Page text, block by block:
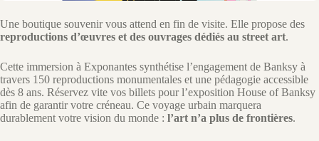
Une boutique souvenir vous attend en fin de visite. Elle propose des
reproductions d’œuvres et des ouvrages dédiés au street art.
Cette immersion à Exponantes synthétise l’engagement de Banksy à
travers 150 reproductions monumentales et une pédagogie accessible
dès 8 ans. Réservez vite vos billets pour l’exposition House of Banksy
afin de garantir votre créneau. Ce voyage urbain marquera
durablement votre vision du monde : l’art n’a plus de frontières.